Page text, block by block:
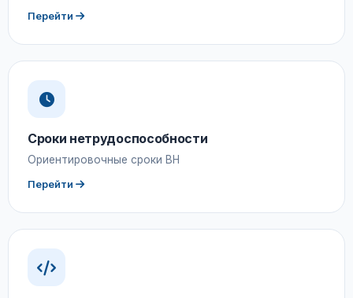
Перейти
Сроки нетрудоспособности
Ориентировочные сроки ВН
Перейти